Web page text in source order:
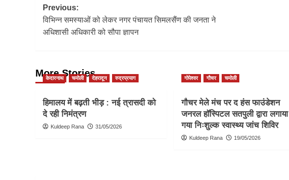
Post
navigation
Previous:
विभिन्न समस्याओं को लेकर नगर पंचायत सिमलसैंण की जनता ने
अधिशासी अधिकारी को सौपा ज्ञापन
More Stories
केदारनाथ चमोली देहरादून रुद्रप्रयाग
हिमालय में बढ़ती भीड़ : नई त्रासदी को
दे रही निमंत्रण
Kuldeep Rana 31/05/2026
गोपेश्वर गौचर चमोली
गौचर मेले मंच पर द हंस फाउंडेशन
जनरल हॉस्पिटल सतपुली द्वारा लगाया
गया निःशुल्क स्वास्थ्य जांच शिविर
Kuldeep Rana 19/05/2026